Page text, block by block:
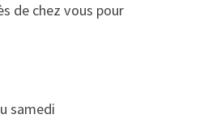
de chez vous pour
samedi